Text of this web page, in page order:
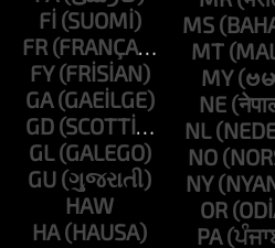
FI
FR
FY
GA
GD
GL
GU
HAW
HA
MS
MT
MY
NE
NL
NO
NY
OR
PA